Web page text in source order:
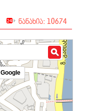
ნანახია: 10674
Google